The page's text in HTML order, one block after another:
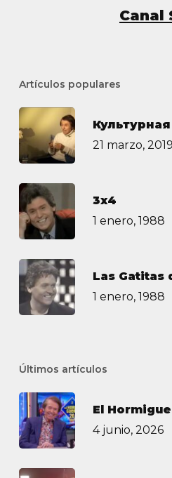
Canal
Artículos populares
21 marzo, 2019
3х4
1 enero, 1988
Las Gatitas
1 enero, 1988
Últimos artículos
El
4 junio, 2026